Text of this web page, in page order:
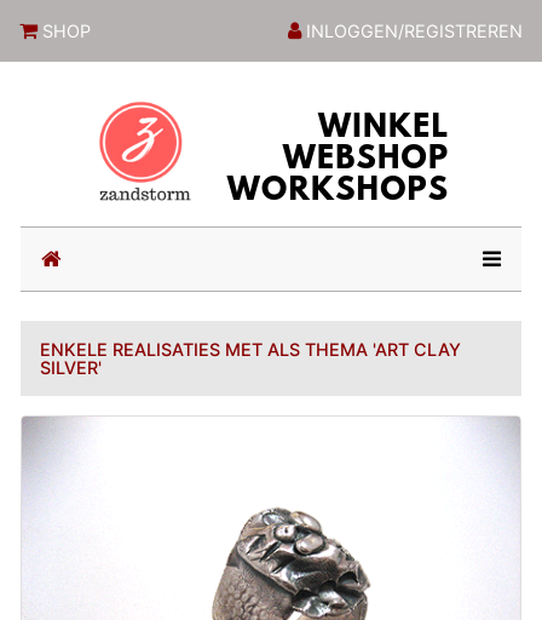
SHOP INLOGGEN/REGISTREREN
(current)
ENKELE REALISATIES MET ALS THEMA 'ART CLAY
SILVER'